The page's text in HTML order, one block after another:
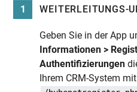
1 WEITERLEITUNGS-
Geben Sie in der App
Informationen >
Authentifizierungen
Ihrem CRM-System